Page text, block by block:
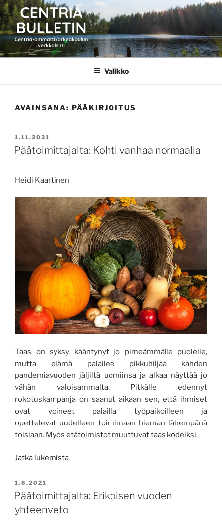
Siirry
sisältöön
CENTRIA BULLETIN
Valikko
AVAINSANA: PÄÄKIRJOITUS
JULKAISTU
1.11.2021
Päätoimittajalta: Kohti vanhaa normaalia
Heidi Kaartinen
Taas on syksy kääntynyt jo pimeämmälle puolelle,
mutta elämä palailee pikkuhiljaa kahden
pandemiavuoden jäljiltä uomiinsa ja alkaa näyttää jo
vähän valoisammalta. Pitkälle edennyt
rokotuskampanja on saanut aikaan sen, että ihmiset
ovat voineet palailla työpaikoilleen ja
opettelevat uudelleen toimimaan hieman lähempänä
toisiaan. Myös etätoimistot muuttuvat taas kodeiksi.
Jatka lukemista”Päätoimittajalta:
normaalia”
JULKAISTU
1.6.2021
Päätoimittajalta: Erikoisen vuoden
yhteenveto